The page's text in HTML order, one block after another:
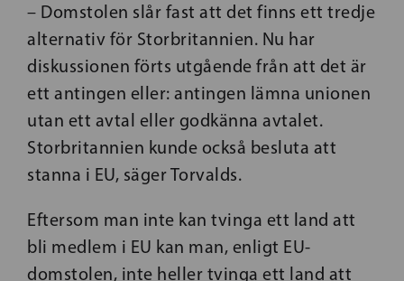
– Domstolen slår fast att det finns ett tredje
alternativ för Storbritannien. Nu har
diskussionen förts utgående från att det är
ett antingen eller: antingen lämna unionen
utan ett avtal eller godkänna avtalet.
Storbritannien kunde också besluta att
stanna i EU, säger Torvalds.
Eftersom man inte kan tvinga ett land att
bli medlem i EU kan man, enligt EU-
domstolen, inte heller tvinga ett land att